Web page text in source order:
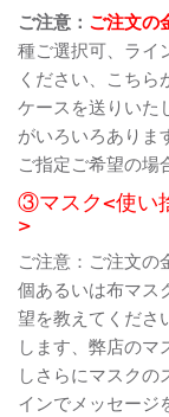
ご注意： ご注文の
種ご選択可、ライ
ください、こち
ケースを送りいた
がいろいろありま
ご指定ご希望の場
③マスク<使い
>
ご注意：ご注文の
個あるいは布マス
望を教えてくださ
します、弊店のマ
しさらにマスクの
インでメッセージ